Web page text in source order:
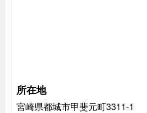
所在地
宮崎県都城市甲斐元町3311-1